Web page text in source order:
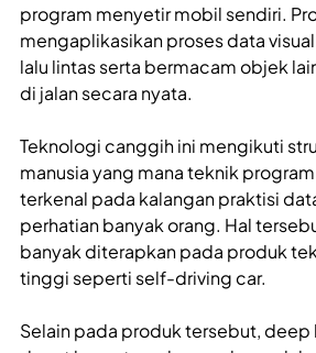
program menyetir mobil sendiri.
mengaplikasikan proses data
lalu lintas serta bermacam objek
di jalan secara nyata.
Teknologi canggih ini mengikuti
manusia yang mana teknik
terkenal pada kalangan praktisi
perhatian banyak orang. Hal
banyak diterapkan pada produk
tinggi seperti self-driving car.
Selain pada produk tersebut, deep